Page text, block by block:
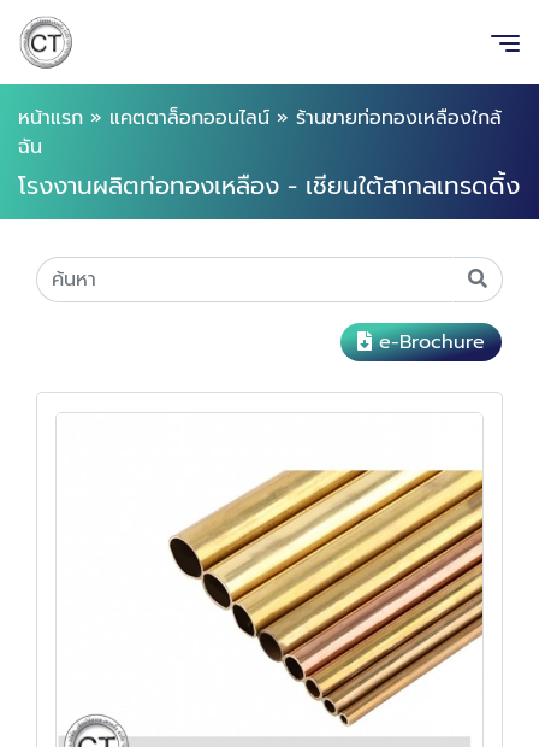
หน้าแรก » แคตตาล็อกออนไลน์ » ร้านขายท่อทองเหลืองใกล้
ฉัน
โรงงานผลิตท่อทองเหลือง - เชียนใต้สากลเทรดดิ้ง
e-Brochure